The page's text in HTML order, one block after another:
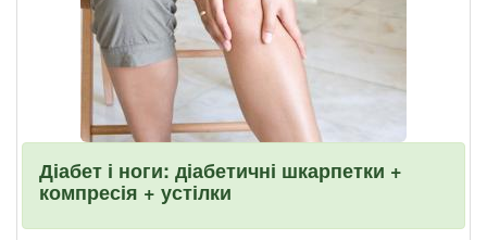
Діабет і ноги: діабетичні шкарпетки +
компресія + устілки